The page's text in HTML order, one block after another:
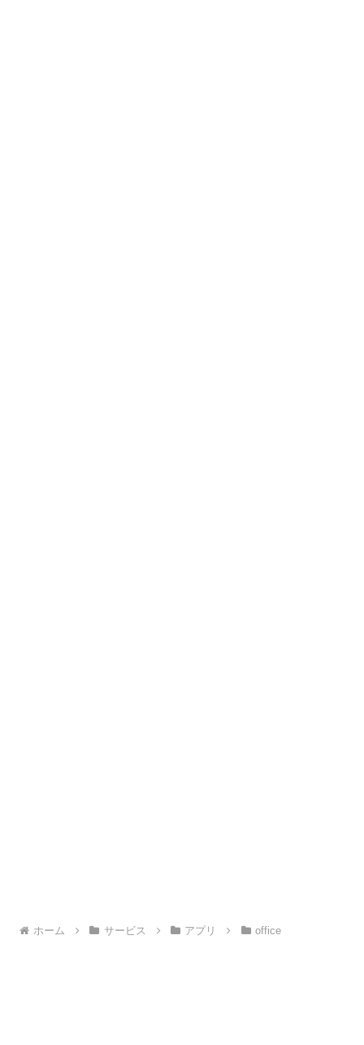
ホーム サービス アプリ office